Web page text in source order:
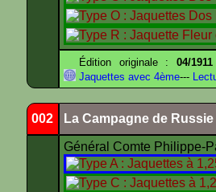
Édition originale : 04/1911
Jaquettes avec 4ème---
002 La Campagne de Russie
Général Comte Philippe-